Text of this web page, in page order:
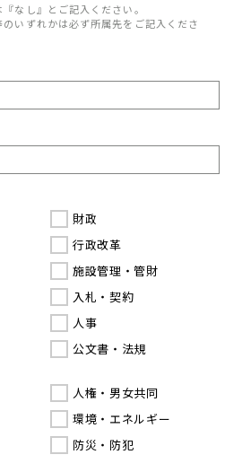
なし』とご記入ください。
のいずれかは必ず所属先をご記入くださ
財政
行政改革
施設管理・管財
入札・契約
人事
公文書・法規
人権・男女共同
環境・エネルギー
防災・防犯